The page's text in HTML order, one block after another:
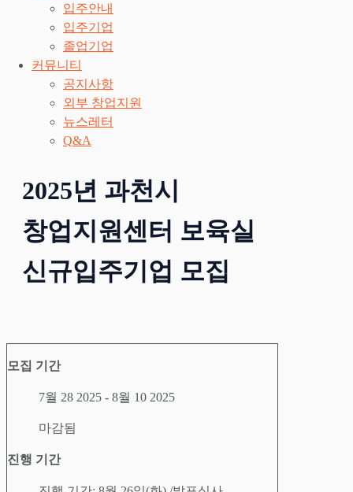
입주안내
입주기업
졸업기업
커뮤니티
공지사항
외부 창업지원
뉴스레터
Q&A
2025년 과천시
창업지원센터 보육실
신규입주기업 모집
모집 기간
7월 28 2025 - 8월 10 2025
마감됨
진행 기간